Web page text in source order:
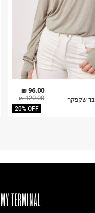
96.00 ₪
120.00 ₪
20% OFF
שקפקף
MY TERMINAL